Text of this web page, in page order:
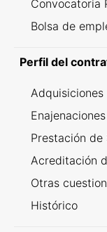
Convocatoria
Bolsa de
Perfil del
Adquisiciones
Enajenaciones
Prestación de
Acreditación
Otras
Histórico